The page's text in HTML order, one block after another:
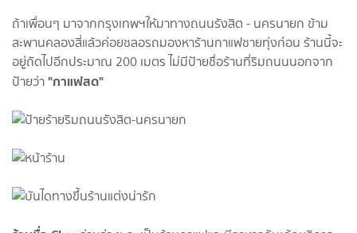
ถ้าเพื่อนๆ มาจากกรุงเทพฯให้มาทางถนนรังสิต - นครนายก ข้าม
สะพานคลองสี่แล้วค่อยชลอรถมองหาร้านกาแฟชายทุ่งก่อน ร้านนี้จะ
อยู่ถัดไปอีกประมาณ 200 เมตร ไม่มีป้ายชื่อร้านที่ริมถนนนอกจาก
ป้ายว่า"กาแฟสด"